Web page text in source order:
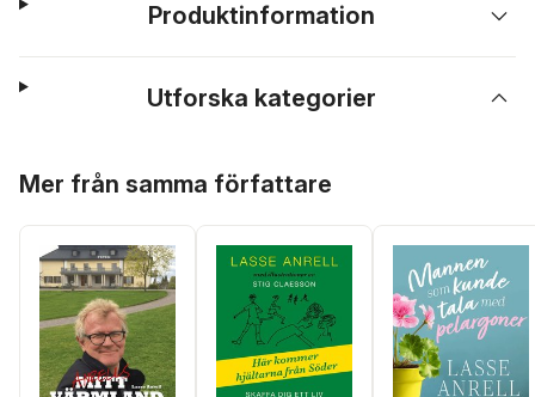
Produktinformation
Utforska kategorier
Mer från samma författare